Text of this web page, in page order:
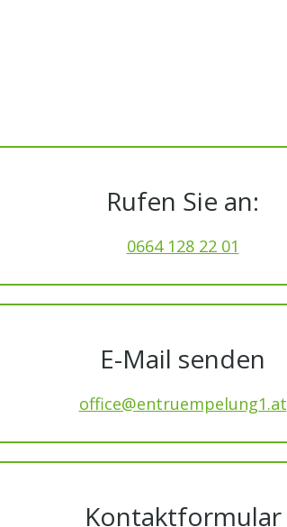
Rufen Sie an:
0664 128 22 01
E-Mail senden
office@entruempelung1.at
Kontaktformular